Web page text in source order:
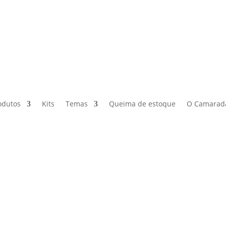
Kits Temas Queima de estoque O